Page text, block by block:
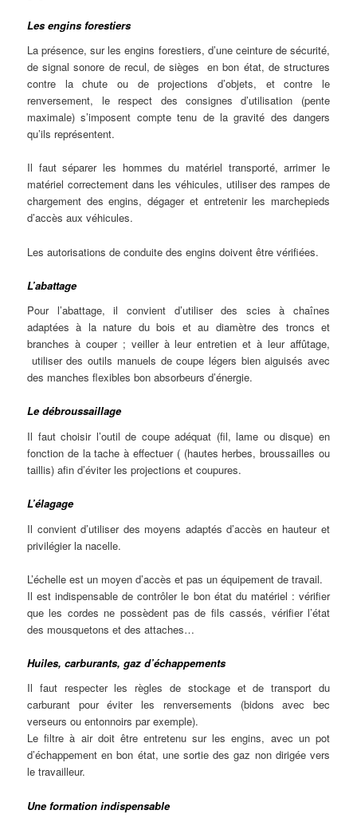
Les engins forestiers
La présence, sur les engins forestiers, d’une ceinture de sécurité,
de signal sonore de recul, de sièges en bon état, de structures
contre la chute ou de projections d’objets, et contre le
renversement, le respect des consignes d’utilisation (pente
maximale) s’imposent compte tenu de la gravité des dangers
qu’ils représentent.
Il faut séparer les hommes du matériel transporté, arrimer le
matériel correctement dans les véhicules, utiliser des rampes de
chargement des engins, dégager et entretenir les marchepieds
d’accès aux véhicules.
Les autorisations de conduite des engins doivent être vérifiées.
L’abattage
Pour l’abattage, il convient d’utiliser des scies à chaînes
adaptées à la nature du bois et au diamètre des troncs et
branches à couper ; veiller à leur entretien et à leur affûtage,
utiliser des outils manuels de coupe légers bien aiguisés avec
des manches flexibles bon absorbeurs d’énergie.
Le débroussaillage
Il faut choisir l’outil de coupe adéquat (fil, lame ou disque) en
fonction de la tache à effectuer ( (hautes herbes, broussailles ou
taillis) afin d’éviter les projections et coupures.
L’élagage
Il convient d’utiliser des moyens adaptés d’accès en hauteur et
privilégier la nacelle.
L’échelle est un moyen d’accès et pas un équipement de travail.
Il est indispensable de contrôler le bon état du matériel : vérifier
que les cordes ne possèdent pas de fils cassés, vérifier l’état
des mousquetons et des attaches…
Huiles, carburants, gaz d’échappements
Il faut respecter les règles de stockage et de transport du
carburant pour éviter les renversements (bidons avec bec
verseurs ou entonnoirs par exemple).
Le filtre à air doit être entretenu sur les engins, avec un pot
d’échappement en bon état, une sortie des gaz non dirigée vers
le travailleur.
Une formation indispensable